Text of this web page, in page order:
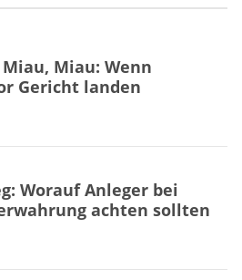
Miau: Wenn
Gericht landen
Worauf Anleger bei
achten sollten